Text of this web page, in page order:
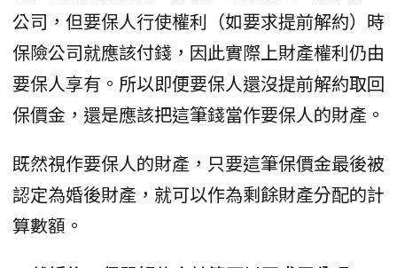
公司，但要保人行使權利（如要求提前解約）時
保險公司就應該付錢，因此實際上財產權利仍由
要保人享有。所以即便要保人還沒提前解約取回
保價金，還是應該把這筆錢當作要保人的財產。
既然視作要保人的財產，只要這筆保價金最後被
認定為婚後財產，就可以作為剩餘財產分配的計
算數額。